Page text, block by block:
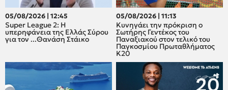
05/08/2026 | 12:45
Super League 2: H
υπερηφάνεια της Ελλάς Σύρου
για τον ...Θανάση Στάικο
05/08/2026 | 11:13
Κυνηγάει την πρόκριση ο
Σωτήρης Γεντέκος του
Παναξιακού στον τελικό του
Παγκοσμίου Πρωταθλήματος
Κ20